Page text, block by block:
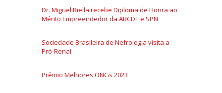
Dr. Miguel Riella recebe Diploma de Honra ao
Mérito Empreendedor da ABCDT e SPN
Sociedade Brasileira de Nefrologia visita a
Pró-Renal
Prêmio Melhores ONGs 2023